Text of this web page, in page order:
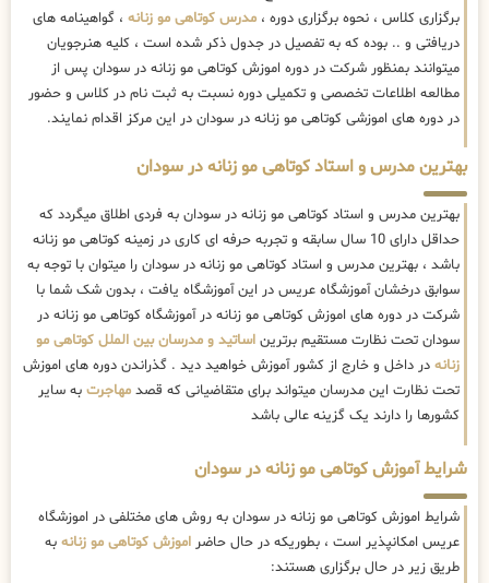
برگزاری کلاس ، نحوه برگزاری دوره ، مدرس کوتاهی مو زنانه ، گواهینامه های
دریافتی و .. بوده که به تفصیل در جدول ذکر شده است ، کلیه هنرجویان
میتوانند بمنظور شرکت در دوره اموزش کوتاهی مو زنانه در سودان پس از
مطالعه اطلاعات تخصصی و تکمیلی دوره نسبت به ثبت نام در کلاس و حضور
در دوره های اموزشی کوتاهی مو زنانه در سودان در این مرکز اقدام نمایند.
بهترین مدرس و استاد کوتاهی مو زنانه در سودان
بهترین مدرس و استاد کوتاهی مو زنانه در سودان به فردی اطلاق میگردد که
حداقل دارای 10 سال سابقه و تجربه حرفه ای کاری در زمینه کوتاهی مو زنانه
باشد ، بهترین مدرس و استاد کوتاهی مو زنانه در سودان را میتوان با توجه به
سوابق درخشان آموزشگاه عریس در این آموزشگاه یافت ، بدون شک شما با
شرکت در دوره های اموزش کوتاهی مو زنانه در آموزشگاه کوتاهی مو زنانه در
سودان تحت نظارت مستقیم برترین اساتید و مدرسان بین الملل کوتاهی مو
زنانه در داخل و خارج از کشور آموزش خواهید دید . گذراندن دوره های اموزش
تحت نظارت این مدرسان میتواند برای متقاضیانی که قصد مهاجرت به سایر
کشورها را دارند یک گزینه عالی باشد
شرایط آموزش کوتاهی مو زنانه در سودان
شرایط اموزش کوتاهی مو زنانه در سودان به روش های مختلفی در اموزشگاه
عریس امکانپذیر است ، بطوریکه در حال حاضر اموزش کوتاهی مو زنانه به
طریق زیر در حال برگزاری هستند: